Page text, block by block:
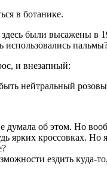
в ботанике.
были высажены
использо­вались
и внезапный:
нейтральный
об этом. Но
ярких кроссовках.
ездить